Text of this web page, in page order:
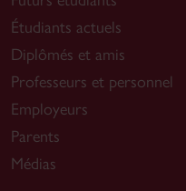
Étudiants actuels
Diplômés et amis
Professeurs et personnel
Employeurs
Parents
Médias